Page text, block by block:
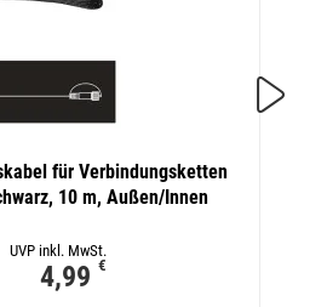
für Verbindungsketten
10 m, Außen/Innen
UVP inkl. MwSt.
4,99 €